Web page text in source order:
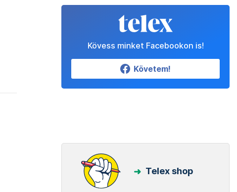
Kövess minket Facebookon is!
Követem!
Telex shop